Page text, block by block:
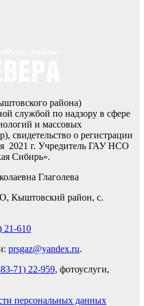
района)
службой по надзору в сфере
и массовых
свидетельство о регистрации
2021 г. Учредитель ГАУ НСО
Сибирь».
Глаголева
Кыштовский район, с.
21-610
prsgaz@yandex.ru.
71) 22-959, фотоуслуги,
персональных данных